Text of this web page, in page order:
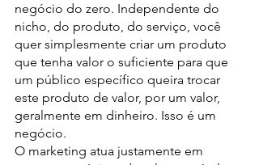
negócio do zero. Independente do
nicho, do produto, do serviço, você
quer simplesmente criar um produto
que tenha valor o suficiente para que
um público específico queira trocar
este produto de valor, por um valor,
geralmente em dinheiro. Isso é um
negócio.
O marketing atua justamente em